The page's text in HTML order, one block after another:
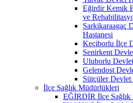
Eğirdir Kemik
ve
Sarkikaraagaç
Hastanesi
Keçiborlu İlçe
Senirkent
Uluborlu
Gelendost
Sütçüler Devlet
İlçe Sağlık Müdürlükleri
EĞİRDİR İlçe Sağlık